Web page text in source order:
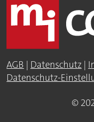
AGB | Datenschutz |
Datenschutz-
©